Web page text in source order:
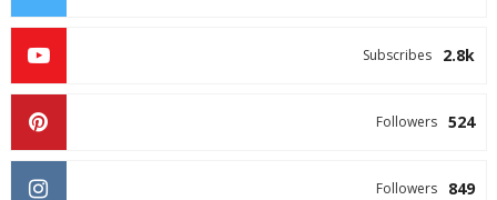
2.8k
Subscribes
524
Followers
849
Followers